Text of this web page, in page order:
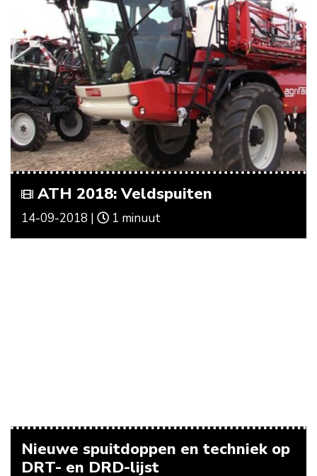
ATH 2018: Veldspuiten
14-09-2018 | 1 minuut
Nieuwe spuitdoppen en techniek op
DRT- en DRD-lijst